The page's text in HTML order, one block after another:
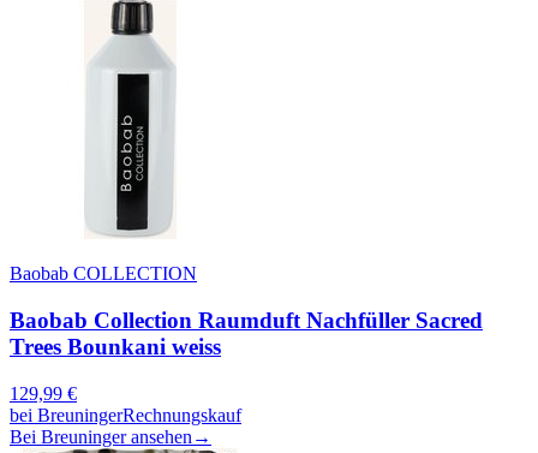
Baobab COLLECTION
Baobab Collection Raumduft Nachfüller Sacred
Trees Bounkani weiss
129,99 €
bei BreuningerRechnungskauf
Bei Breuninger ansehen →